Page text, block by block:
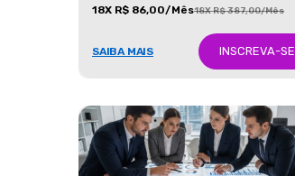
18X R$ 86,00/Mês18X R$ 387,00/Mês
SAIBA MAIS INSCREVA-SE